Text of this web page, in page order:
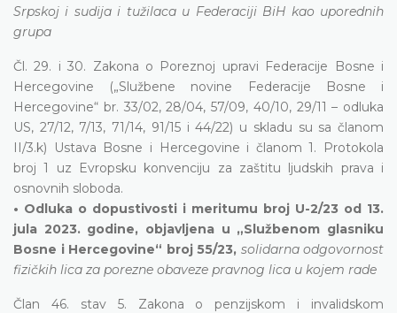
Srpskoj i sudija i tužilaca u Federaciji BiH kao uporednih
grupa
Čl. 29. i 30. Zakona o Poreznoj upravi Federacije Bosne i
Hercegovine („Službene novine Federacije Bosne i
Hercegovine“ br. 33/02, 28/04, 57/09, 40/10, 29/11 – odluka
US, 27/12, 7/13, 71/14, 91/15 i 44/22) u skladu su sa članom
II/3.k) Ustava Bosne i Hercegovine i članom 1. Protokola
broj 1 uz Evropsku konvenciju za zaštitu ljudskih prava i
osnovnih sloboda.
• Odluka o dopustivosti i meritumu broj U-2/23 od 13.
jula 2023. godine, objavljena u „Službenom glasniku
Bosne i Hercegovine“ broj 55/23, solidarna odgovornost
fizičkih lica za porezne obaveze pravnog lica u kojem rade
Član 46. stav 5. Zakona o penzijskom i invalidskom